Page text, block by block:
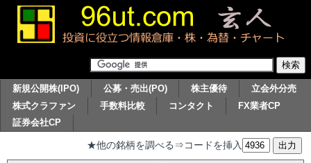
新規公開株(IPO) 公募・売出(PO) 株主優待
立会外分売
株式クラファン
手数料比較 コンタクト
FX業者CP
証券会社CP
★他の銘柄を調べる⇒コードを挿入